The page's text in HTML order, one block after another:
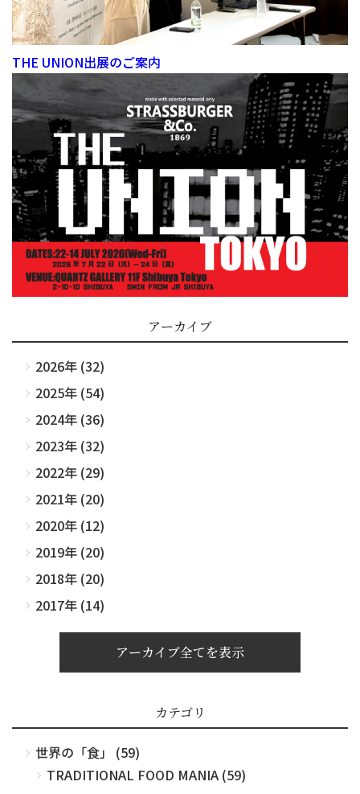
THE UNION出展のご案内
アーカイブ
2026年 (32)
2025年 (54)
2024年 (36)
2023年 (32)
2022年 (29)
2021年 (20)
2020年 (12)
2019年 (20)
2018年 (20)
2017年 (14)
アーカイブ全てを表示
カテゴリ
世界の「食」 (59)
TRADITIONAL FOOD MANIA (59)